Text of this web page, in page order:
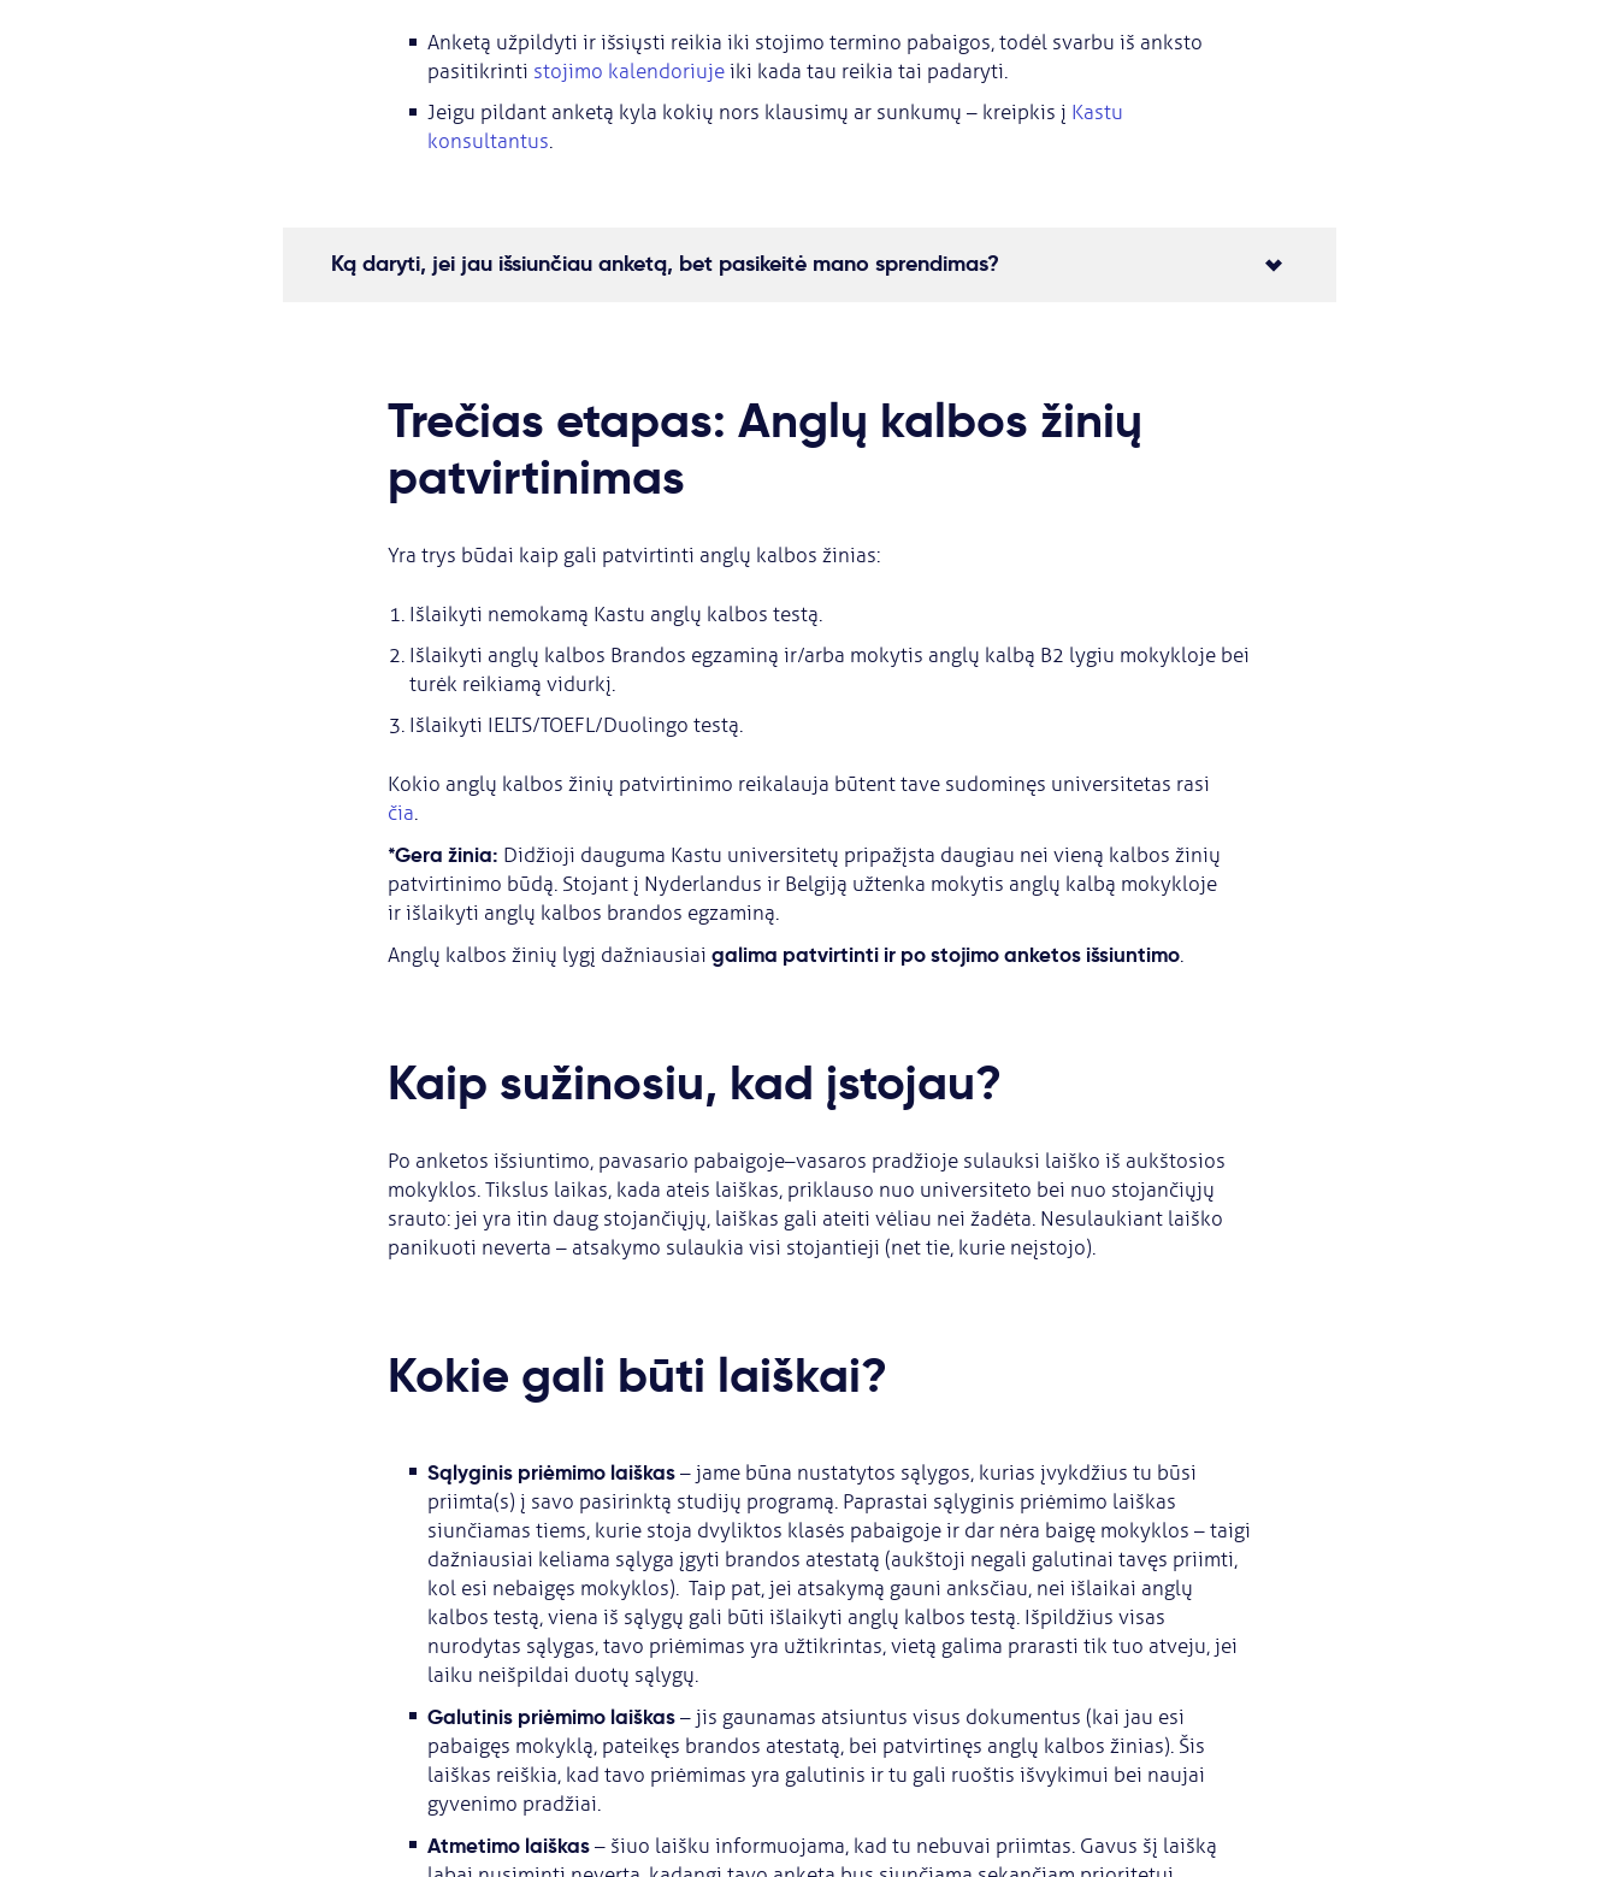
Anketą užpildyti ir išsiųsti reikia iki stojimo termino pabaigos, todėl svarbu iš anksto
pasitikrinti stojimo kalendoriujeiki kada tau reikia tai padaryti.
Jeigu pildant anketą kyla kokių nors klausimų ar sunkumų – kreipkis į Kastu
konsultantus.
Ką daryti, jei jau išsiunčiau anketą, bet pasikeitė mano sprendimas?
Trečias etapas: Anglų kalbos žinių
patvirtinimas
Yra trys būdai kaip gali patvirtinti anglų kalbos žinias:
Išlaikyti nemokamą Kastu anglų kalbos testą.
Išlaikyti anglų kalbos Brandos egzaminą ir/arba mokytis anglų kalbą B2 lygiu mokykloje bei
turėk reikiamą vidurkį.
Išlaikyti IELTS/TOEFL/Duolingo testą.
Kokio anglų kalbos žinių patvirtinimo reikalauja būtent tave sudominęs universitetas rasi
čia.
*Gera žinia: Didžioji dauguma Kastu universitetų pripažįsta daugiau nei vieną kalbos žinių
patvirtinimo būdą. Stojant į Nyderlandus ir Belgiją užtenka mokytis anglų kalbą mokykloje
ir išlaikyti anglų kalbos brandos egzaminą.
Anglų kalbos žinių lygį dažniausiai galima patvirtinti ir po stojimo anketos išsiuntimo.
Kaip sužinosiu, kad įstojau?
Po anketos išsiuntimo, pavasario pabaigoje–vasaros pradžioje sulauksi laiško iš aukštosios
mokyklos. Tikslus laikas, kada ateis laiškas, priklauso nuo universiteto bei nuo stojančiųjų
srauto: jei yra itin daug stojančiųjų, laiškas gali ateiti vėliau nei žadėta. Nesulaukiant laiško
panikuoti neverta – atsakymo sulaukia visi stojantieji (net tie, kurie neįstojo).
Kokie gali būti laiškai?
Sąlyginis priėmimo laiškas– jame būna nustatytos sąlygos, kurias įvykdžius tu būsi
priimta(s) į savo pasirinktą studijų programą. Paprastai sąlyginis priėmimo laiškas
siunčiamas tiems, kurie stoja dvyliktos klasės pabaigoje ir dar nėra baigę mokyklos – taigi
dažniausiai keliama sąlyga įgyti brandos atestatą (aukštoji negali galutinai tavęs priimti,
kol esi nebaigęs mokyklos). Taip pat, jei atsakymą gauni anksčiau, nei išlaikai anglų
kalbos testą, viena iš sąlygų gali būti išlaikyti anglų kalbos testą. Išpildžius visas
nurodytas sąlygas, tavo priėmimas yra užtikrintas, vietą galima prarasti tik tuo atveju, jei
laiku neišpildai duotų sąlygų.
Galutinis priėmimo laiškas– jis gaunamas atsiuntus visus dokumentus (kai jau esi
pabaigęs mokyklą, pateikęs brandos atestatą, bei patvirtinęs anglų kalbos žinias). Šis
laiškas reiškia, kad tavo priėmimas yra galutinis ir tu gali ruoštis išvykimui bei naujai
gyvenimo pradžiai.
Atmetimo laiškas– šiuo laišku informuojama, kad tu nebuvai priimtas. Gavus šį laišką